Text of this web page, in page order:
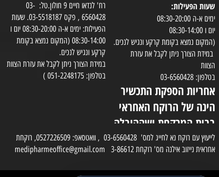
שעות הפעילות:
ימים א-ה 08:30-20:00
יום ו 08:30-14:00
(המקום נמצא בקומת קרקע ונגיש לנכים.
במידת הצורך ניתן לקבל את עזרת
הצוות
בטלפון: 03-6560428
אחריות הספקת התכשיר
הינה של הרוקח האחראי
בבית המרקחת ושההובלה
בפועל תעשה בעזרת
השליח
רח' לנדאו חיים 9 חולון.טל: 03-
6560428 , פקס 03-5518187. שעות
הפעילות: ימים א-ה 08:30-20:00 יום ו
08:30-14:00 (המקום נמצא בקומת
קרקע ונגיש לנכים.
במידת הצורך ניתן לקבל את עזרת הצוות
בטלפון: 051-2248175 )
לייעוץ עם רוקח נא לחייג למס' 03-6560428 , וואטסאפ: 0527226509, רוקחת
אחראית נייזוב אילנה מס' רוקחת 3-86612 medipharmeoffice@gmail.com